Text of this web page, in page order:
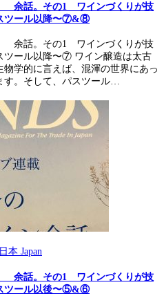
余話。その1 ワインづくりが技
ツール以降〜⑦&⑧
余話。その1 ワインづくりが技
ール以降〜⑦ ワイン醸造は太古
学的に言えば、混渾の世界にあっ
す。そして、パスツール…
日本 Japan
余話。その1 ワインづくりが技
ツール以後〜⑤&⑥